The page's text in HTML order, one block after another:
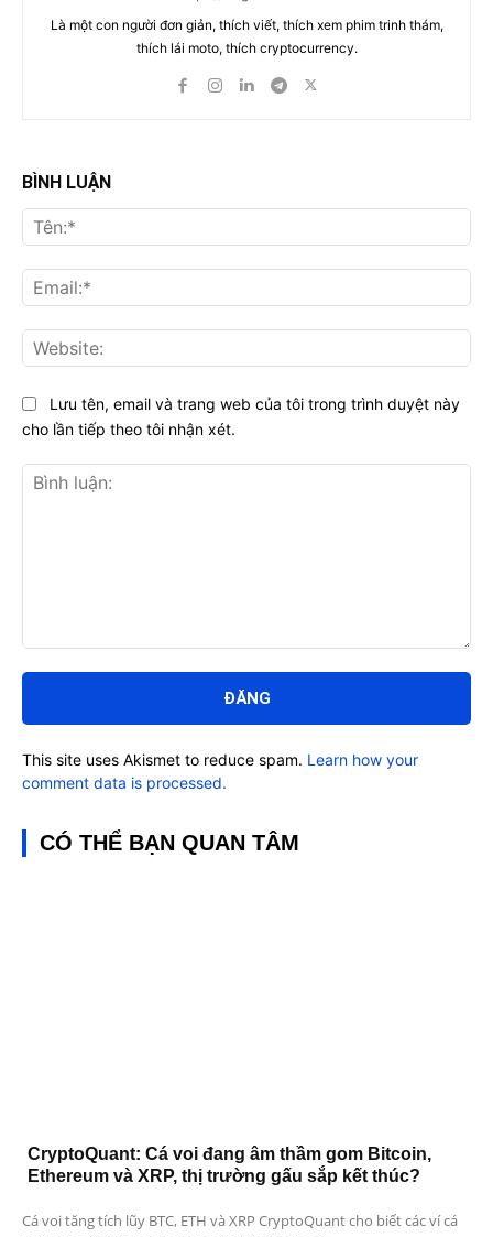
Là một con người đơn giản, thích viết, thích xem phim trinh thám,
thích lái moto, thích cryptocurrency.
BÌNH LUẬN
luận:
Lưu tên, email và trang web của tôi trong trình duyệt này
cho lần tiếp theo tôi nhận xét.
This site uses Akismet to reduce spam. Learn how your
comment data is processed.
CÓ THỂ BẠN QUAN TÂM
CryptoQuant: Cá voi đang âm thầm gom Bitcoin,
Ethereum và XRP, thị trường gấu sắp kết thúc?
Cá voi tăng tích lũy BTC, ETH và XRP CryptoQuant cho biết các ví cá